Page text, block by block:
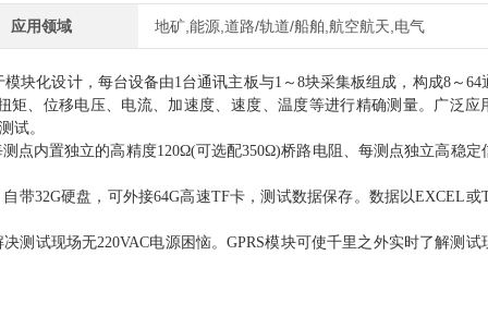
应用领域 地矿,能源,道路/轨道/船舶,航空航天,电气
模块化设计，每台设备由1台通讯主板与1～8块采集板组成，构成8～64
矩、位移电压、电流、加速度、速度、 温度等进行精确测量。广泛应
试。
点内置独立的高精度120Ω(可选配350Ω)桥路电阻、每测点独立高稳定
带32G硬盘，可外接64G高速TF卡，测试数据保存。数据以EXCEL或
测试现场无220VAC电源困恼。GPRS模块可使千里之外实时了解测试